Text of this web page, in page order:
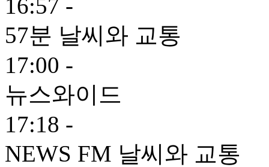
16:57 -
57분 날씨와 교통
17:00 -
뉴스와이드
17:18 -
NEWS FM 날씨와 교통